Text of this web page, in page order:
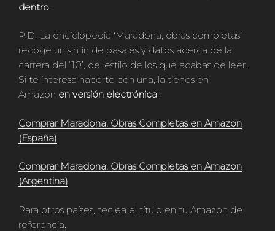
dentro.
P.D. La enciclopedia ‘Maradona, obras completas’
recoge un sinfín de pasajes y datos acerca de la
carrera del ‘10’, del estilo de los que acabas de leer.
Si te interesa hacerte con una, la tienes en
Amazon en versión electrónica:
Comprar Maradona, Obras Completas en Amazon
(España)
Comprar Maradona, Obras Completas en Amazon
(Argentina)
Para otros países, teclea el título en tu Amazon de
referencia.